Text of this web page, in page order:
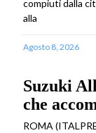
compiuti dalla
alla
Agosto 8, 2026
Suzuki
che
ROMA